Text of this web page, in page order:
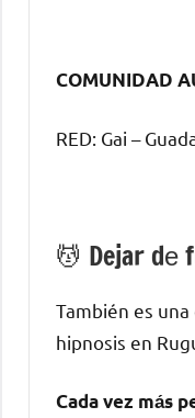
COMUNIDAD
RED: Gai –
💆 ‍Dejar dе
También es
hipnosis en
Cada vez mа́s